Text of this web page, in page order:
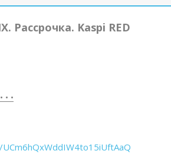
Рассрочка. Kaspi RED
•